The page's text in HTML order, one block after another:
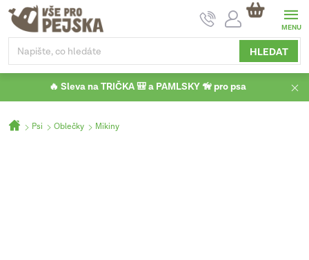
Přejít
obsah
HLEDAT
NÁKUPNÍ
KOŠÍK
🔥 Sleva na TRIČKA 🎒 a PAMLSKY 🦮 pro psa
Domů
Psi Oblečky Mikiny